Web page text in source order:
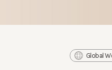
Global Website